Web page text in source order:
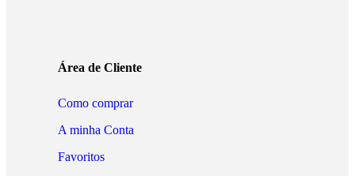
Área de Cliente
Como comprar
A minha Conta
Favoritos